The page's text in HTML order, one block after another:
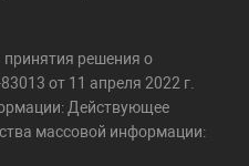
решения о
от 11 апреля 2022 г.
Действующее
массовой информации: